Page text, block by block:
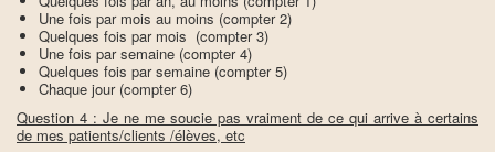
Une fois par mois au moins (compter 2)
Quelques fois par mois (compter 3)
Une fois par semaine (compter 4)
Quelques fois par semaine (compter 5)
Chaque jour (compter 6)
Question 4 : Je ne me soucie pas vraiment de ce qui arrive à certains
de mes patients/clients /élèves, etc